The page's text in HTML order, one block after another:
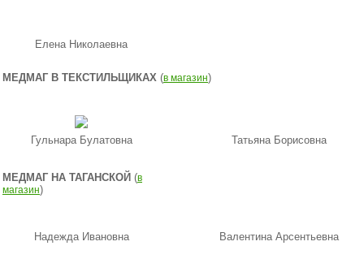
Елена Николаевна
МЕДМАГ В ТЕКСТИЛЬЩИКАХ (в магазин)
Гульнара Булатовна Татьяна Борисовна
МЕДМАГ НА ТАГАНСКОЙ (в
магазин)
Надежда Ивановна Валентина Арсентьевна